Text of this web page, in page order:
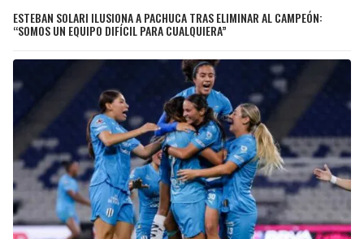
ESTEBAN SOLARI ILUSIONA A PACHUCA TRAS ELIMINAR AL CAMPEÓN:
“SOMOS UN EQUIPO DIFÍCIL PARA CUALQUIERA”